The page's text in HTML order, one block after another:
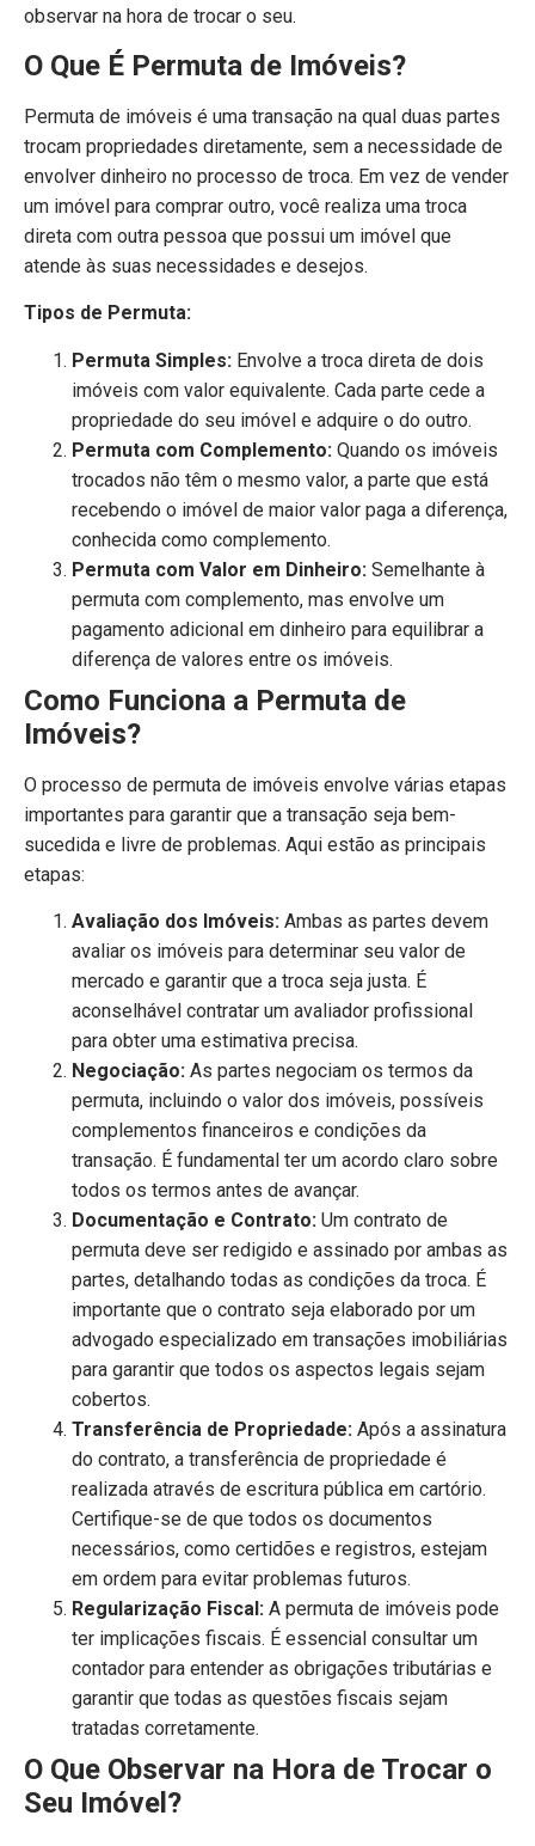
observar na hora de trocar o seu.
O Que É Permuta de Imóveis?
Permuta de imóveis é uma transação na qual duas partes
trocam propriedades diretamente, sem a necessidade de
envolver dinheiro no processo de troca. Em vez de vender
um imóvel para comprar outro, você realiza uma troca
direta com outra pessoa que possui um imóvel que
atende às suas necessidades e desejos.
Tipos de Permuta:
Permuta Simples: Envolve a troca direta de dois
imóveis com valor equivalente. Cada parte cede a
propriedade do seu imóvel e adquire o do outro.
Permuta com Complemento: Quando os imóveis
trocados não têm o mesmo valor, a parte que está
recebendo o imóvel de maior valor paga a diferença,
conhecida como complemento.
Permuta com Valor em Dinheiro: Semelhante à
permuta com complemento, mas envolve um
pagamento adicional em dinheiro para equilibrar a
diferença de valores entre os imóveis.
Como Funciona a Permuta de
Imóveis?
O processo de permuta de imóveis envolve várias etapas
importantes para garantir que a transação seja bem-
sucedida e livre de problemas. Aqui estão as principais
etapas:
Avaliação dos Imóveis: Ambas as partes devem
avaliar os imóveis para determinar seu valor de
mercado e garantir que a troca seja justa. É
aconselhável contratar um avaliador profissional
para obter uma estimativa precisa.
Negociação: As partes negociam os termos da
permuta, incluindo o valor dos imóveis, possíveis
complementos financeiros e condições da
transação. É fundamental ter um acordo claro sobre
todos os termos antes de avançar.
Documentação e Contrato: Um contrato de
permuta deve ser redigido e assinado por ambas as
partes, detalhando todas as condições da troca. É
importante que o contrato seja elaborado por um
advogado especializado em transações imobiliárias
para garantir que todos os aspectos legais sejam
cobertos.
Transferência de Propriedade: Após a assinatura
do contrato, a transferência de propriedade é
realizada através de escritura pública em cartório.
Certifique-se de que todos os documentos
necessários, como certidões e registros, estejam
em ordem para evitar problemas futuros.
Regularização Fiscal: A permuta de imóveis pode
ter implicações fiscais. É essencial consultar um
contador para entender as obrigações tributárias e
garantir que todas as questões fiscais sejam
tratadas corretamente.
O Que Observar na Hora de Trocar o
Seu Imóvel?